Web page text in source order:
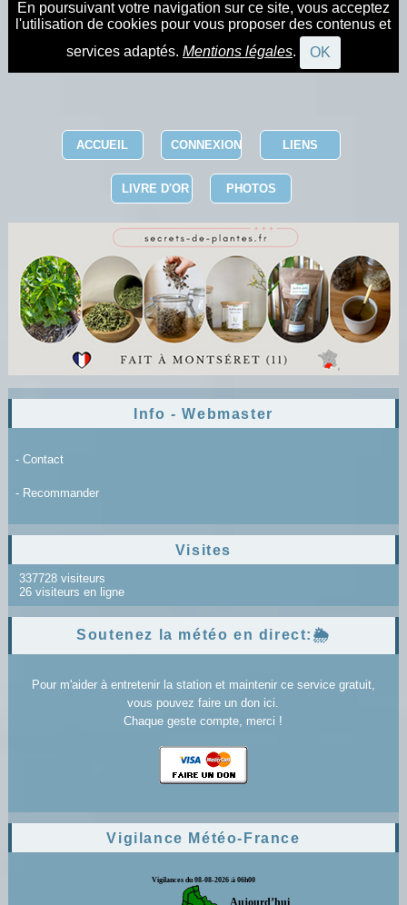
En poursuivant votre navigation sur ce site, vous acceptez
l'utilisation de cookies pour vous proposer des contenus et
services adaptés. Mentions légales. OK
ACCUEIL CONNEXION LIENS
LIVRE D'OR PHOTOS
Info - Webmaster
- Contact
- Recommander
Visites
337728 visiteurs
26 visiteurs en ligne
Soutenez la météo en direct:🌦️
Pour m'aider à entretenir la station et maintenir ce service gratuit,
vous pouvez faire un don ici.
Chaque geste compte, merci !
Vigilance Météo-France